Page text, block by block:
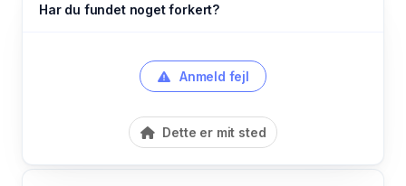
Har du fundet noget forkert?
Anmeld fejl
Dette er mit sted